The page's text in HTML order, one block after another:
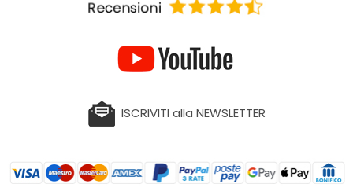
ISCRIVITI alla NEWSLETTER